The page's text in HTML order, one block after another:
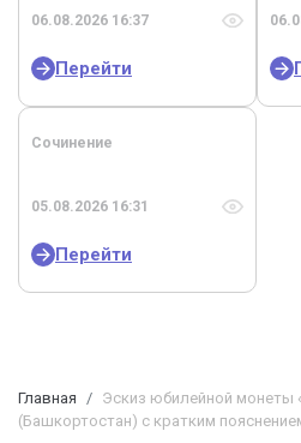
06.08.2026 16:37
Перейти
Сочинение
05.08.2026 16:31
Перейти
Главная
Эскиз юбилейной монеты
(Башкортостан) с кратким